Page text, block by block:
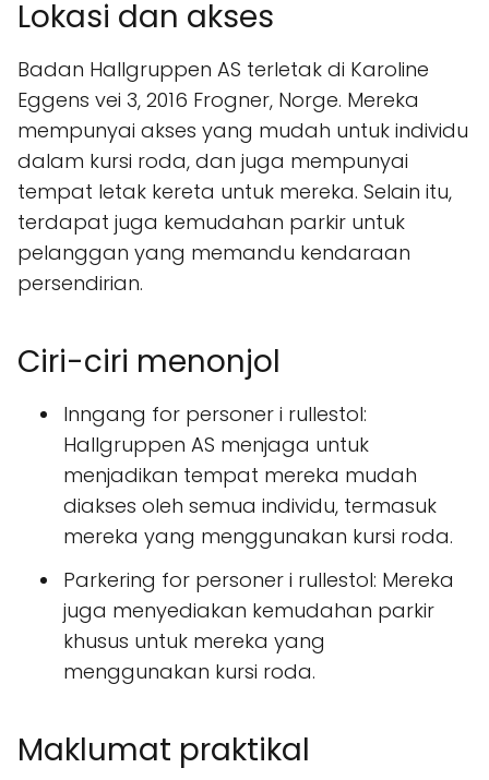
Lokasi dan akses
Badan Hallgruppen AS terletak di Karoline
Eggens vei 3, 2016 Frogner, Norge. Mereka
mempunyai akses yang mudah untuk individu
dalam kursi roda, dan juga mempunyai
tempat letak kereta untuk mereka. Selain itu,
terdapat juga kemudahan parkir untuk
pelanggan yang memandu kendaraan
persendirian.
Ciri-ciri menonjol
Inngang for personer i rullestol:
Hallgruppen AS menjaga untuk
menjadikan tempat mereka mudah
diakses oleh semua individu, termasuk
mereka yang menggunakan kursi roda.
Parkering for personer i rullestol: Mereka
juga menyediakan kemudahan parkir
khusus untuk mereka yang
menggunakan kursi roda.
Maklumat praktikal